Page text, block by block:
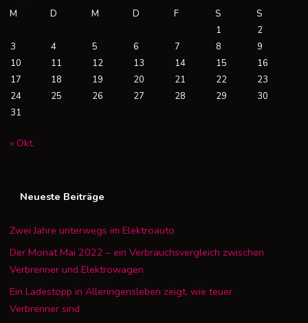
M
D M D F S
S
1
2
3
4 5 6 7 8
9
10
11 12 13 14 15
16
17
18 19 20 21 22
23
24
25 26 27 28 29
30
31
« Okt.
Neueste Beiträge
Zwei Jahre unterwegs im Elektroauto
Der Monat Mai 2022 – ein Verbrauchsvergleich zwischen
Verbrenner und Elektrowagen
Ein Ladestopp in Alleringensleben zeigt, wie teuer
Verbrenner sind